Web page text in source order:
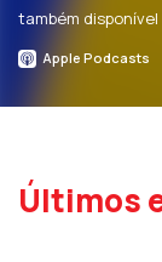
também disponível
Apple Podcasts
Últimos